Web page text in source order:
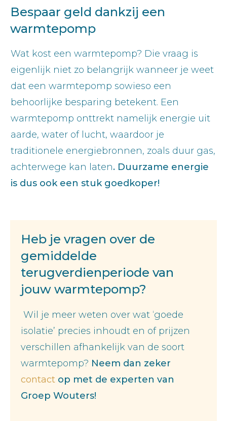
Bespaar geld dankzij een
warmtepomp
Wat kost een warmtepomp? Die vraag is
eigenlijk niet zo belangrijk wanneer je weet
dat een warmtepomp sowieso een
behoorlijke besparing betekent. Een
warmtepomp onttrekt namelijk energie uit
aarde, water of lucht, waardoor je
traditionele energiebronnen, zoals duur gas,
achterwege kan laten. Duurzame energie
is dus ook een stuk goedkoper!
Heb je vragen over de
gemiddelde
terugverdienperiode van
jouw warmtepomp?
Wil je meer weten over wat ‘goede
isolatie’ precies inhoudt en of prijzen
verschillen afhankelijk van de soort
warmtepomp? Neem dan zeker
contact op met de experten van
Groep Wouters!